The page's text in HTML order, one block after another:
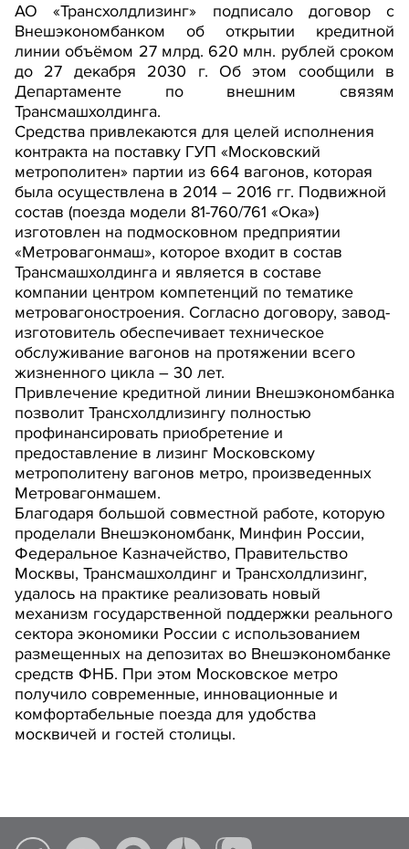
АО «Трансхолдлизинг» подписало договор с
Внешэкономбанком об открытии кредитной
линии объёмом 27 млрд. 620 млн. рублей сроком
до 27 декабря 2030 г. Об этом сообщили в
Департаменте по внешним связям
Трансмашхолдинга.
Средства привлекаются для целей исполнения
контракта на поставку ГУП «Московский
метрополитен» партии из 664 вагонов, которая
была осуществлена в 2014 – 2016 гг. Подвижной
состав (поезда модели 81-760/761 «Ока»)
изготовлен на подмосковном предприятии
«Метровагонмаш», которое входит в состав
Трансмашхолдинга и является в составе
компании центром компетенций по тематике
метровагоностроения. Согласно договору, завод-
изготовитель обеспечивает техническое
обслуживание вагонов на протяжении всего
жизненного цикла – 30 лет.
Привлечение кредитной линии Внешэкономбанка
позволит Трансхолдлизингу полностью
профинансировать приобретение и
предоставление в лизинг Московскому
метрополитену вагонов метро, произведенных
Метровагонмашем.
Благодаря большой совместной работе, которую
проделали Внешэкономбанк, Минфин России,
Федеральное Казначейство, Правительство
Москвы, Трансмашхолдинг и Трансхолдлизинг,
удалось на практике реализовать новый
механизм государственной поддержки реального
сектора экономики России с использованием
размещенных на депозитах во Внешэкономбанке
средств ФНБ. При этом Московское метро
получило современные, инновационные и
комфортабельные поезда для удобства
москвичей и гостей столицы.